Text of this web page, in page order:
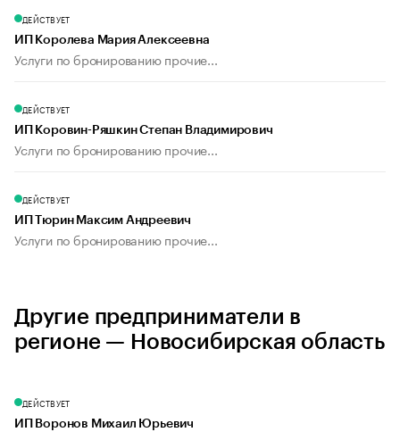
ДЕЙСТВУЕТ
ИП Королева Мария Алексеевна
Услуги по бронированию прочие...
ДЕЙСТВУЕТ
ИП Коровин-Ряшкин Степан Владимирович
Услуги по бронированию прочие...
ДЕЙСТВУЕТ
ИП Тюрин Максим Андреевич
Услуги по бронированию прочие...
Другие предприниматели в
регионе — Новосибирская область
ДЕЙСТВУЕТ
ИП Воронов Михаил Юрьевич